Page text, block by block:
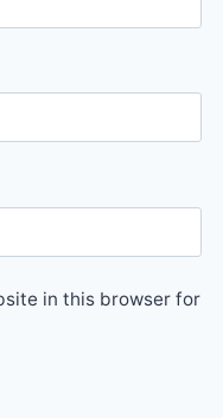
in this browser for